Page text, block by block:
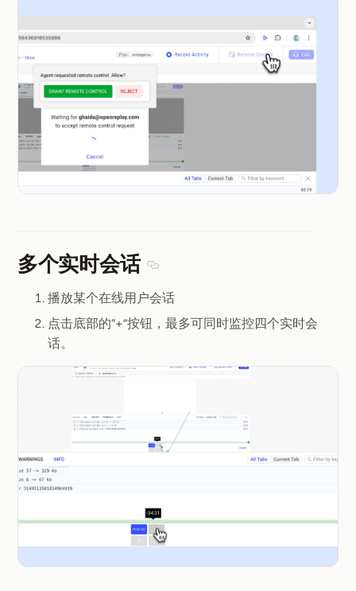
多个实时会话
播放某个在线用户会话
点击底部的“+”按钮，最多可同时监控四个实时会
话。